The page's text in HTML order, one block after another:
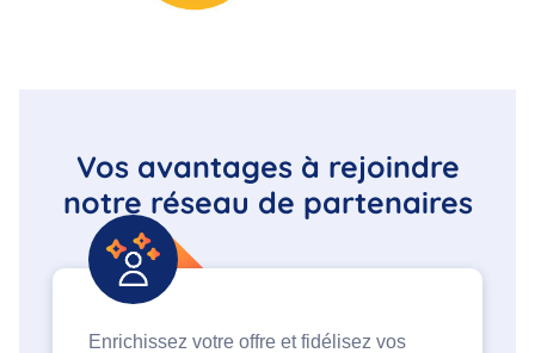
Vos avantages à rejoindre
notre réseau de partenaires
Enrichissez votre offre et fidélisez vos